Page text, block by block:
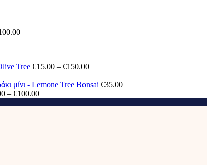
Price
€100.00
Tree €15.00 – €150.00Price
€15.00
μίνι - Lemone Tree Bonsai €35.00
– €100.00Price